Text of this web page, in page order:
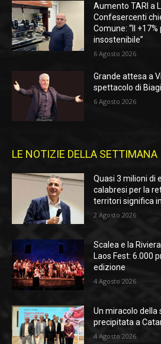
Aumento TARI a
Confesercenti
Comune: “Il
insostenibile”
6 Agosto 2026
Grande attesa a
spettacolo di
6 Agosto 2026
LE NOTIZIE DELLA SETTIMANA
Quasi 3 milioni di
calabresi per la
territori significa
2 Agosto 2026
Scalea e la
Laos Fest: 6.000
edizione
4 Agosto 2026
Un miracolo della
precipitata a
4 Agosto 2026